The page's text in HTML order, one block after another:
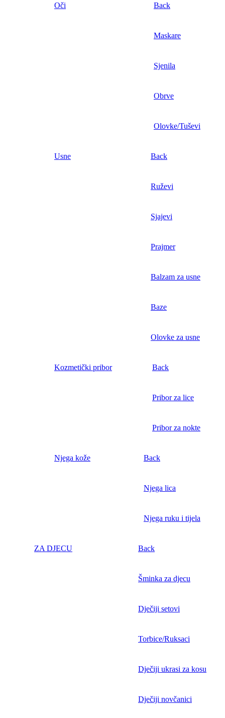
Oči Back
Maskare
Sjenila
Obrve
Olovke/Tuševi
Usne Back
Ruževi
Sjajevi
Prajmer
Balzam za usne
Baze
Olovke za usne
Kozmetički pribor Back
Pribor za lice
Pribor za nokte
Njega kože Back
Njega lica
Njega ruku i tijela
ZA DJECU Back
Šminka za djecu
Dječiji setovi
Torbice/Ruksaci
Dječiji ukrasi za kosu
Dječiji novčanici